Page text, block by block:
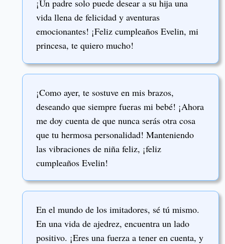
¡Un padre solo puede desear a su hija una
vida llena de felicidad y aventuras
emocionantes! ¡Feliz cumpleaños Evelin, mi
princesa, te quiero mucho!
¡Como ayer, te sostuve en mis brazos,
deseando que siempre fueras mi bebé! ¡Ahora
me doy cuenta de que nunca serás otra cosa
que tu hermosa personalidad! Manteniendo
las vibraciones de niña feliz, ¡feliz
cumpleaños Evelin!
En el mundo de los imitadores, sé tú mismo.
En una vida de ajedrez, encuentra un lado
positivo. ¡Eres una fuerza a tener en cuenta, y